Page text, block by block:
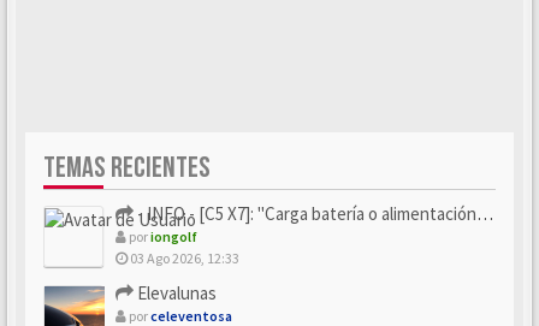
TEMAS RECIENTES
- INFO - [C5 X7]: "Carga batería o alimentación eléctri...
poriongolf
03 Ago 2026, 12:33
Elevalunas
porceleventosa